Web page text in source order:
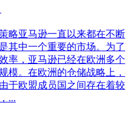
略亚马逊一直以来都在不断
其中一个重要的市场。为了
率，亚马逊已经在欧洲多个
模。在欧洲的仓储战略上，
于欧盟成员国之间存在着较
...